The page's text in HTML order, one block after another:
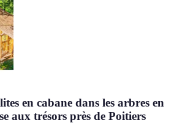
en cabane dans les arbres en
aux trésors près de Poitiers